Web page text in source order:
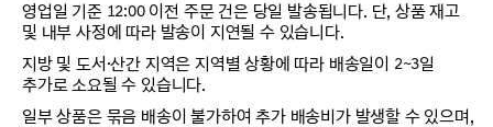
영업일 기준 12:00 이전 주문 건은 당일 발송됩니다. 단, 상품 재고
및 내부 사정에 따라 발송이 지연될 수 있습니다.
지방 및 도서·산간 지역은 지역별 상황에 따라 배송일이 2~3일
추가로 소요될 수 있습니다.
일부 상품은 묶음 배송이 불가하여 추가 배송비가 발생할 수 있으며,